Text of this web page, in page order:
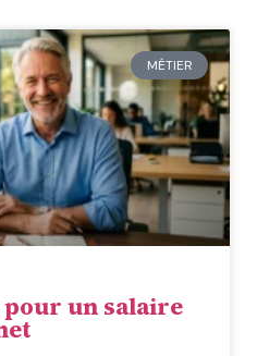
MÉTIER
un salaire